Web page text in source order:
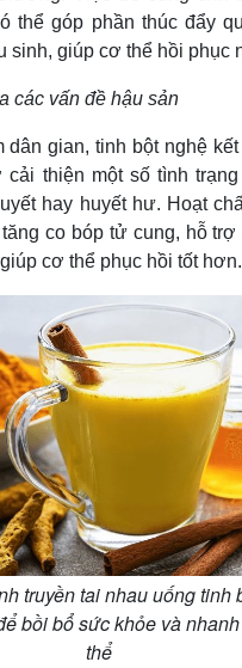
thể góp phần thúc đẩy
sinh, giúp cơ thể hồi phục
các vấn đề hậu sản
dân gian, tinh bột nghệ
cải thiện một số tình
hay huyết hư. Hoạt
co bóp tử cung, hỗ trợ
cơ thể phục hồi tốt hơn.
truyền tai nhau uống tinh
bồi bổ sức khỏe và
thể